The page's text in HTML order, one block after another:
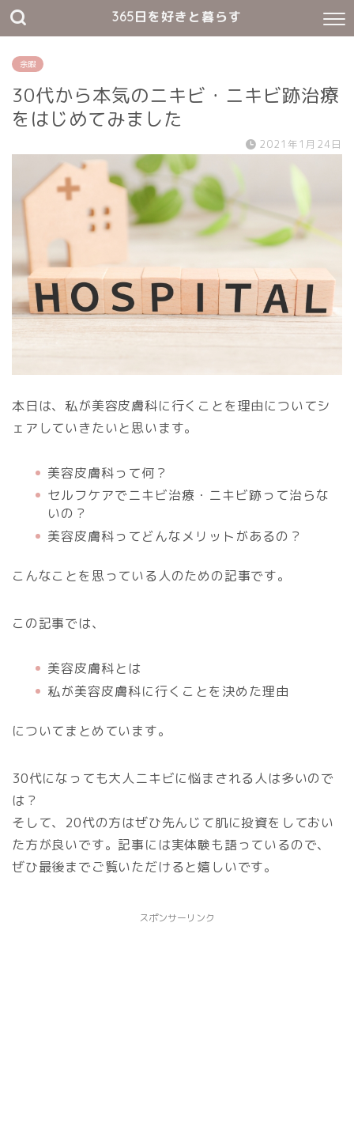
365日を好きと暮らす
余暇
30代から本気のニキビ・ニキビ跡治療
をはじめてみました
2021年1月24日
本日は、私が美容皮膚科に行くことを理由についてシ
ェアしていきたいと思います。
美容皮膚科って何？
セルフケアでニキビ治療・ニキビ跡って治らな
いの？
美容皮膚科ってどんなメリットがあるの？
こんなことを思っている人のための記事です。
この記事では、
美容皮膚科とは
私が美容皮膚科に行くことを決めた理由
についてまとめています。
30代になっても大人ニキビに悩まされる人は多いので
は？
そして、20代の方はぜひ先んじて肌に投資をしておい
た方が良いです。記事には実体験も語っているので、
ぜひ最後までご覧いただけると嬉しいです。
スポンサーリンク